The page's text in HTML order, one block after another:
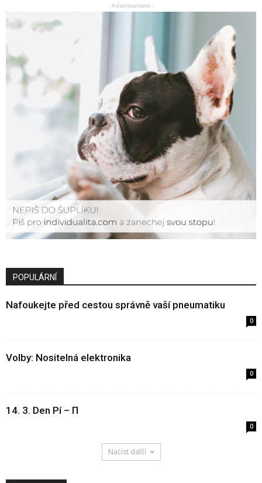
- Advertisement -
POPULÁRNÍ
Nafoukejte před cestou správně vaší pneumatiku
0
Volby: Nositelná elektronika
0
14. 3. Den Pí – Π
0
Načíst další